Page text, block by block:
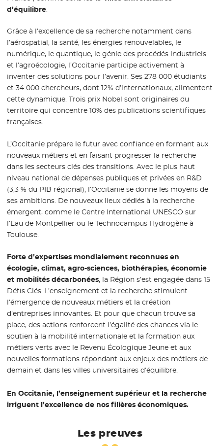
d’équilibre.
Grâce à l’excellence de sa recherche notamment dans
l’aérospatial, la santé, les énergies renouvelables, le
numérique, le quantique, le génie des procédés industriels
et l’agroécologie, l’Occitanie participe activement à
inventer des solutions pour l’avenir. Ses 278 000 étudiants
et 34 000 chercheurs, dont 12% d’internationaux, alimentent
cette dynamique. Trois prix Nobel sont originaires du
territoire qui concentre 10% des publications scientifiques
françaises.
L’Occitanie prépare le futur avec confiance en formant aux
nouveaux métiers et en faisant progresser la recherche
dans les secteurs clés des transitions. Avec le plus haut
niveau national de dépenses publiques et privées en R&D
(3,3 % du PIB régional), l’Occitanie se donne les moyens de
ses ambitions. De nouveaux lieux dédiés à la recherche
émergent, comme le Centre International UNESCO sur
l’Eau de Montpellier ou le Technocampus Hydrogène à
Toulouse.
Forte d’expertises mondialement reconnues en
écologie, climat, agro-sciences, biothérapies, économie
et mobilités décarbonées, la Région s’est engagée dans 15
Défis Clés. L’enseignement et la recherche stimulent
l’émergence de nouveaux métiers et la création
d’entreprises innovantes. Et pour que chacun trouve sa
place, des actions renforcent l’égalité des chances via le
soutien à la mobilité internationale et la formation aux
métiers verts avec le Revenu Écologique Jeune et aux
nouvelles formations répondant aux enjeux des métiers de
demain et dans les villes universitaires d’équilibre.
En Occitanie, l’enseignement supérieur et la recherche
irriguent l’excellence de nos filières économiques.
Les preuves